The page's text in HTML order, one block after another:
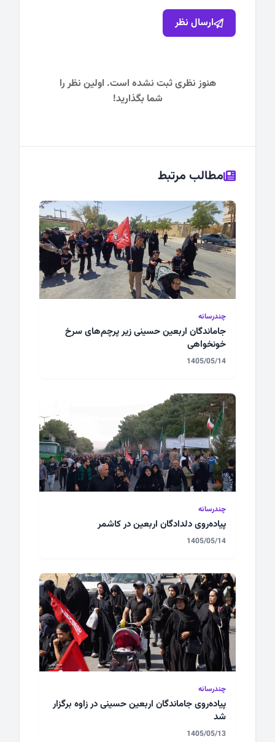
ارسال نظر
هنوز نظری ثبت نشده است. اولین نظر را
شما بگذارید!
مطالب مرتبط
چندرسانه
جاماندگان اربعین حسینی زیر پرچم‌های سرخ
خونخواهی
1405/05/14
چندرسانه
پیاده‌روی دلدادگان اربعین در کاشمر
1405/05/14
چندرسانه
پیاده‌روی جاماندگان اربعین حسینی در زاوه برگزار
شد
1405/05/13